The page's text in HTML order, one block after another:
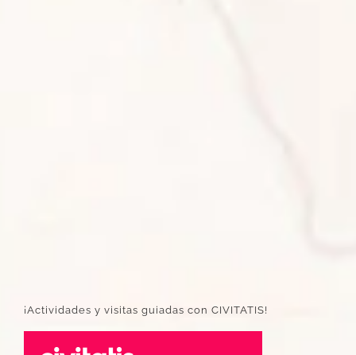
¡Actividades y visitas guiadas con CIVITATIS!